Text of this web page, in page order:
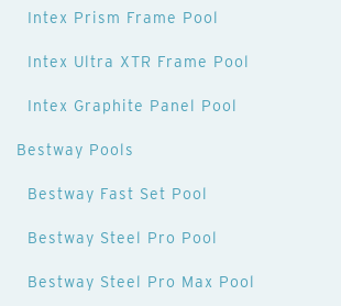
Intex Prism Frame Pool
Intex Ultra XTR Frame Pool
Intex Graphite Panel Pool
Bestway Pools
Bestway Fast Set Pool
Bestway Steel Pro Pool
Bestway Steel Pro Max Pool